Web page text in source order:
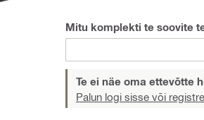
Mitu komplekti te soovite
Te ei näe oma ettevõtte
Palun logi sisse või